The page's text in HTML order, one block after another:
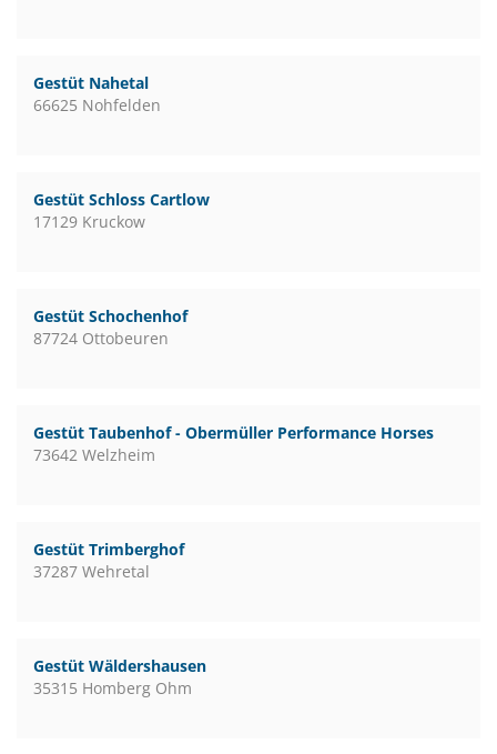
Gestüt Nahetal
66625 Nohfelden
Gestüt Schloss Cartlow
17129 Kruckow
Gestüt Schochenhof
87724 Ottobeuren
Gestüt Taubenhof - Obermüller Performance Horses
73642 Welzheim
Gestüt Trimberghof
37287 Wehretal
Gestüt Wäldershausen
35315 Homberg Ohm